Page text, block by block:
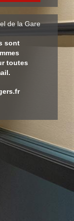
de la Gare
sont
toutes